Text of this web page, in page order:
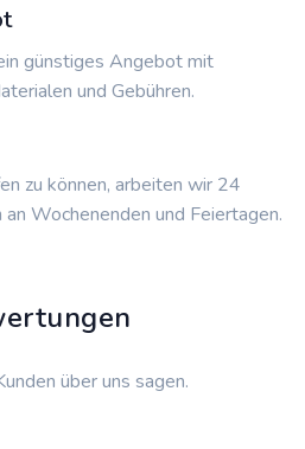
günstiges Angebot mit
und Gebühren.
zu können, arbeiten wir 24
an Wochenenden und Feiertagen.
über uns sagen.